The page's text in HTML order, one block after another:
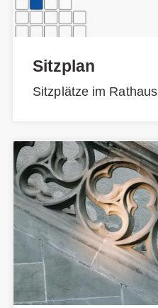
Sitzplan
Sitzplätze im Rathaus